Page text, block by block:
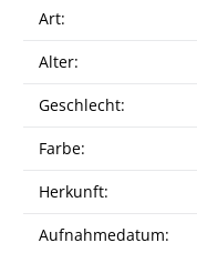
Art:
Alter:
Geschlecht:
Farbe:
Herkunft:
Aufnahmedatum: